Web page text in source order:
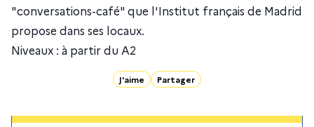
"conversations-café" que l'Institut français de Madrid
propose dans ses locaux.
Niveaux : à partir du A2
J'aime Partager